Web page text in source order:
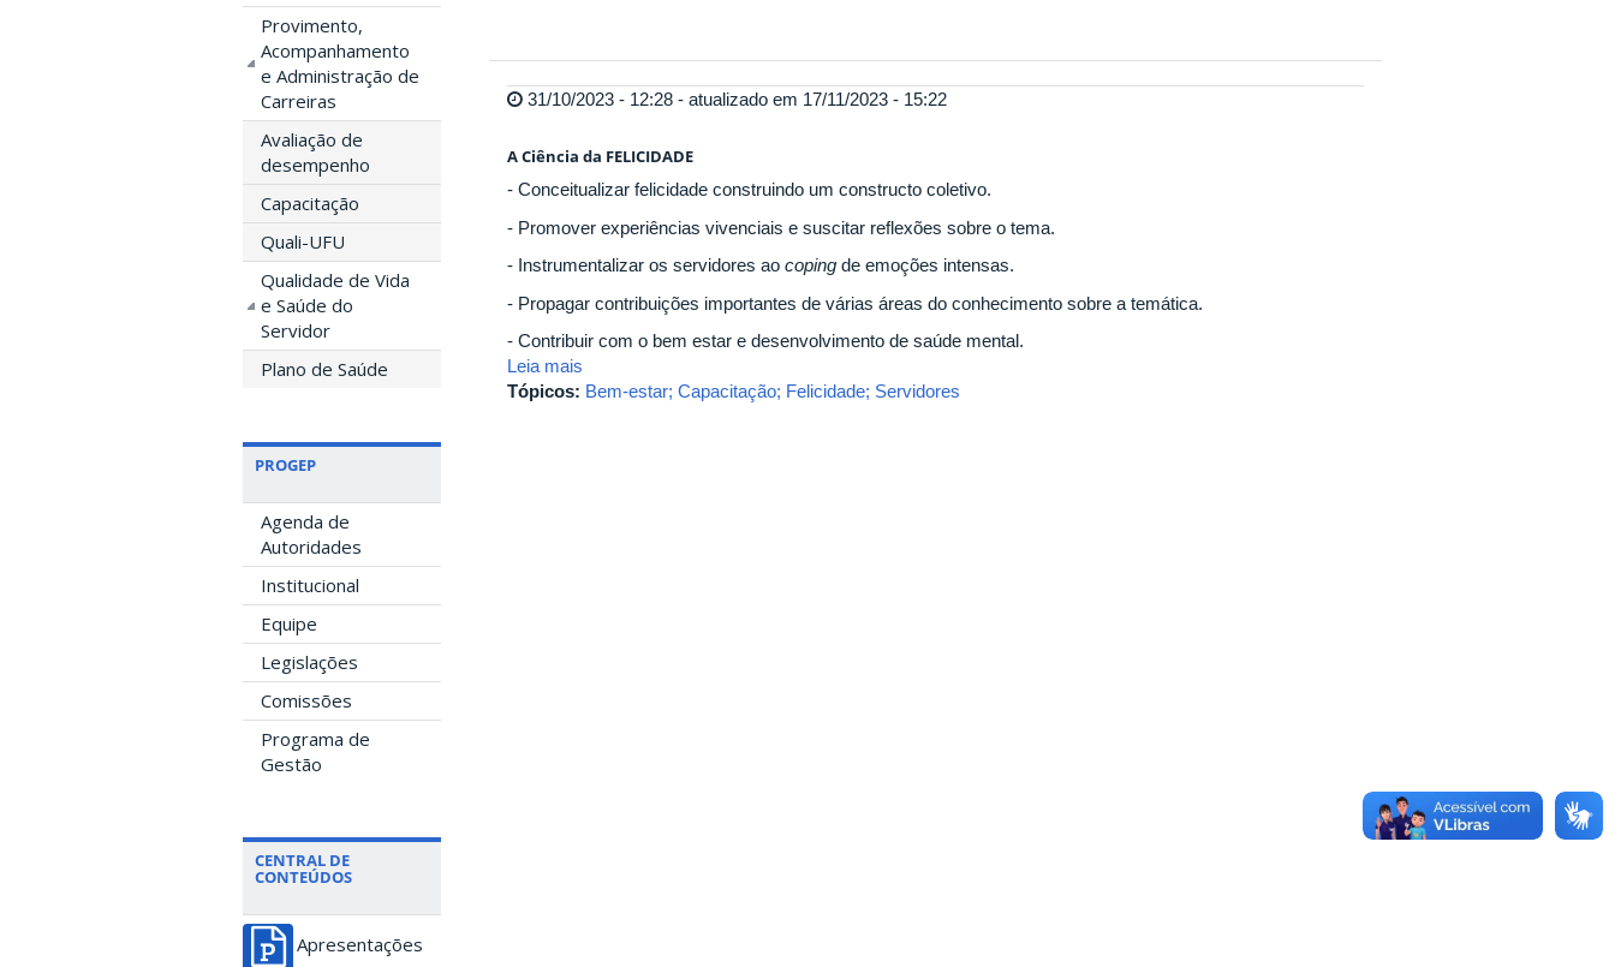
Provimento,
Acompanhamento
e Administração de
Carreiras
Avaliação de
desempenho
Capacitação
Quali-UFU
Qualidade de Vida
e Saúde do
Servidor
Plano de Saúde
PROGEP
Agenda de
Autoridades
Institucional
Equipe
Legislações
Comissões
Programa de
Gestão
CENTRAL DE
CONTEÚDOS
Apresentações
31/10/2023 - 12:28 - atualizado em 17/11/2023 - 15:22
A Ciência da FELICIDADE
- Conceitualizar felicidade construindo um constructo coletivo.
- Promover experiências vivenciais e suscitar reflexões sobre o tema.
- Instrumentalizar os servidores ao coping de emoções intensas.
- Propagar contribuições importantes de várias áreas do conhecimento sobre a temática.
- Contribuir com o bem estar e desenvolvimento de saúde mental.
Leia mais
Tópicos: Bem-estar; Capacitação; Felicidade; Servidores